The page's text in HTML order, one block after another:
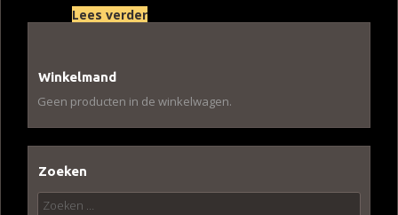
Lees verder
Winkelmand
Geen producten in de winkelwagen.
Zoeken
Zoeken